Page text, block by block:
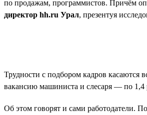
по продажам, программистов. Причём
директор hh.ru Урал, презентуя
Трудности с подбором кадров касаются
вакансию машиниста и слесаря — по
Об этом говорят и сами работодатели.